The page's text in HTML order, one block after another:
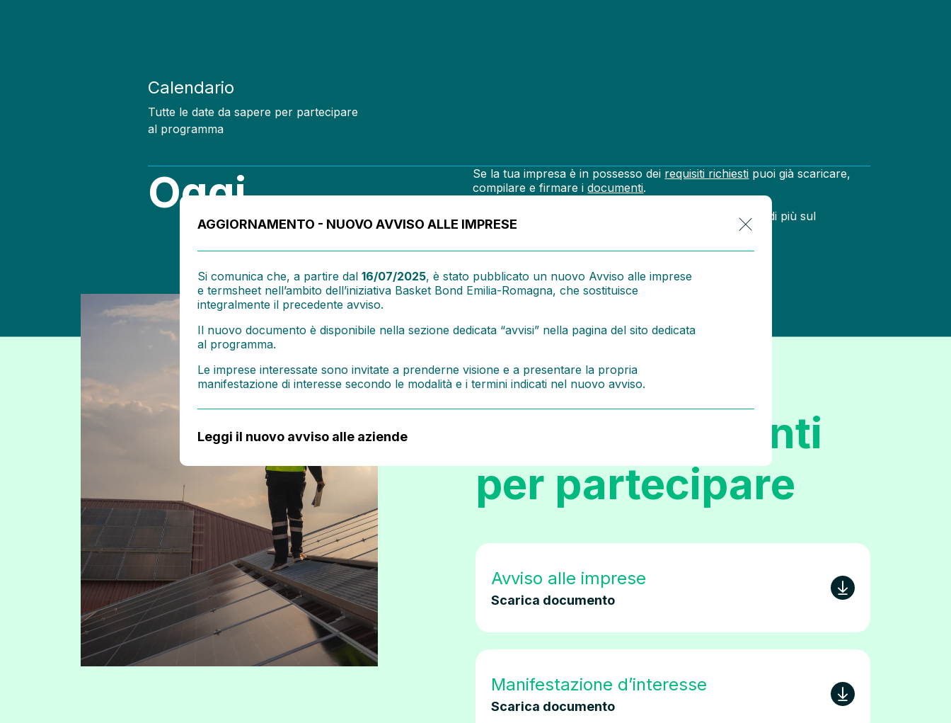
Calendario
Tutte le date da sapere per partecipare
al programma
Oggi Se la tua impresa è in possesso dei requisiti richiesti puoi già scaricare,
compilare e firmare idocumenti.
Guarda le date dei nostri
e partecipa per sapere di più sul
programma di finanziamenti.
Tutti i documenti
per partecipare
Avviso alle imprese
Scarica documento
Manifestazione d’interesse
Scarica documento
AGGIORNAMENTO - NUOVO AVVISO ALLE IMPRESE
Si comunica che, a partire dal 16/07/2025, è stato pubblicato un nuovo Avviso alle imprese
e termsheet nell’ambito dell’iniziativa Basket Bond Emilia-Romagna, che sostituisce
integralmente il precedente avviso.
Il nuovo documento è disponibile nella sezione dedicata “avvisi” nella pagina del sito dedicata
al programma.
Le imprese interessate sono invitate a prenderne visione e a presentare la propria
manifestazione di interesse secondo le modalità e i termini indicati nel nuovo avviso.
Leggi il nuovo avviso alle aziende